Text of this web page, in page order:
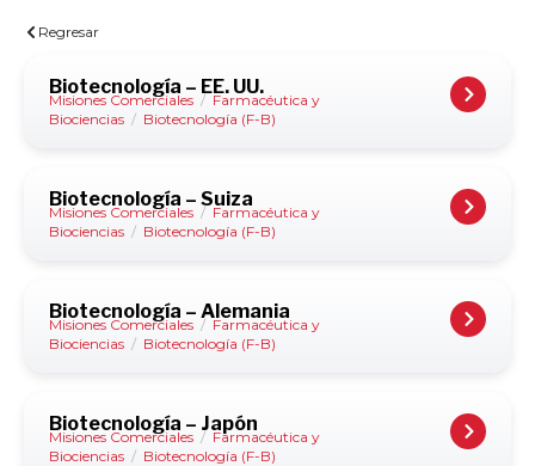
Regresar
Biotecnología – EE. UU.
Misiones Comerciales / Farmacéutica y
Biociencias / Biotecnología (F-B)
Biotecnología – Suiza
Misiones Comerciales / Farmacéutica y
Biociencias / Biotecnología (F-B)
Biotecnología – Alemania
Misiones Comerciales / Farmacéutica y
Biociencias / Biotecnología (F-B)
Biotecnología – Japón
Misiones Comerciales / Farmacéutica y
Biociencias / Biotecnología (F-B)